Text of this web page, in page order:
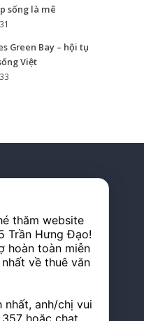
sống là mê
Green Bay – hội tụ
Việt
ACB Office Building
giá hấp dẫn nhất
tại tòa VID Tower
thăm website
Trần Hưng Đạo!
hoàn toàn miễn
về thuê văn
anh/chị vui
hoặc chat